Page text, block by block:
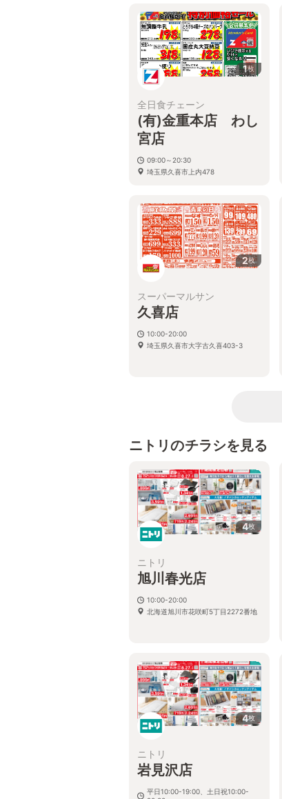
1枚
全日食チェーン
(有)金重本店 わし
宮店
09:00～20:30
埼玉県久喜市上内478
2枚
スーパーマルサン
久喜店
10:00-20:00
埼玉県久喜市大字古久喜403-3
ニトリのチラシを見る
4枚
ニトリ
旭川春光店
10:00-20:00
北海道旭川市花咲町5丁目2272番地
4枚
ニトリ
岩見沢店
平日10:00-19:00、土日祝10:00-